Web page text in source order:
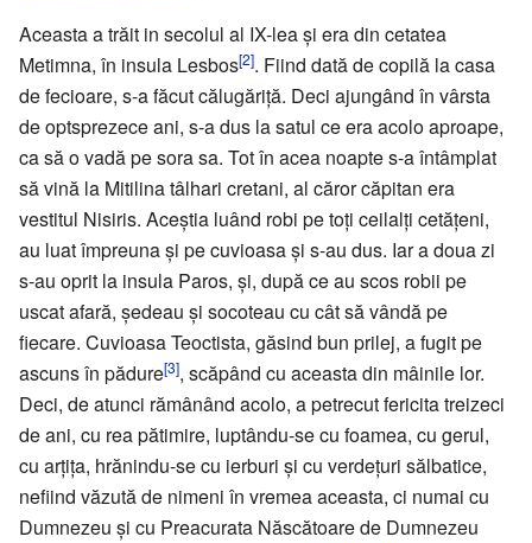
Aceasta a trăit in secolul al IX-lea și era din cetatea
Metimna, în insula Lesbos[2]. Fiind dată de copilă la casa
de fecioare, s-a făcut călugăriță. Deci ajungând în vârsta
de optsprezece ani, s-a dus la satul ce era acolo aproape,
ca să o vadă pe sora sa. Tot în acea noapte s-a întâmplat
să vină la Mitilina tâlhari cretani, al căror căpitan era
vestitul Nisiris. Aceștia luând robi pe toți ceilalți cetățeni,
au luat împreuna și pe cuvioasa și s-au dus. Iar a doua zi
s-au oprit la insula Paros, și, după ce au scos robii pe
uscat afară, ședeau și socoteau cu cât să vândă pe
fiecare. Cuvioasa Teoctista, găsind bun prilej, a fugit pe
ascuns în pădure[3], scăpând cu aceasta din mâinile lor.
Deci, de atunci rămânând acolo, a petrecut fericita treizeci
de ani, cu rea pătimire, luptându-se cu foamea, cu gerul,
cu arțița, hrănindu-se cu ierburi și cu verdețuri sălbatice,
nefiind văzută de nimeni în vremea aceasta, ci numai cu
Dumnezeu și cu Preacurata Născătoare de Dumnezeu